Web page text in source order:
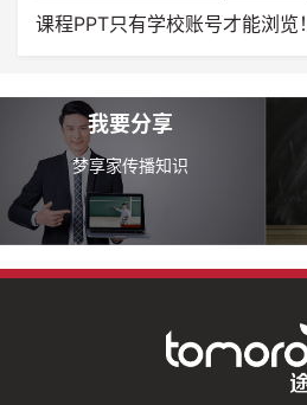
课程PPT只有学校账号才能浏览！
我要分享
梦享家传播知识